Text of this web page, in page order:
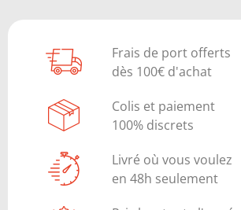
Frais de port offerts
dès 100€ d'achat
Colis et paiement
100% discrets
Livré où vous voulez
en 48h seulement